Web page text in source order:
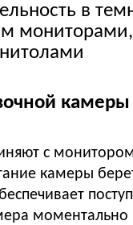
в
с
камеры
моментально